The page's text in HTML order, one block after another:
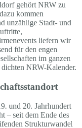
gehört NRW zu
kommen
unzählige Stadt- und
liefern wir
für den engen
im ganzen
NRW-Kalender.
und 20. Jahrhundert
– seit dem Ende des
Strukturwandel